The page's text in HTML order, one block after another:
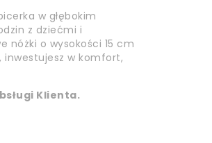
w głębokim
z dziećmi i
nóżki o wysokości 15 cm
inwestujesz w komfort,
Klienta.